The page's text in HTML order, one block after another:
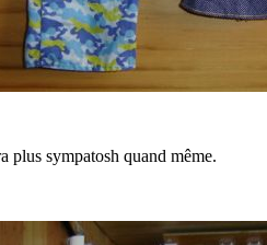
plus sympatosh quand même.